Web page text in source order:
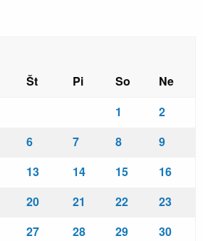
Št Pi So
Ne
1
2
6 7 8
9
13 14 15
16
20 21 22
23
27 28 29
30